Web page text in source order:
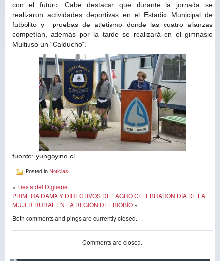
con el futuro. Cabe destacar que durante la jornada se
realizaron actividades deportivas en el Estadio Municipal de
futbolito y pruebas de atletismo donde las cuatro alianzas
competían, además por la tarde se realizará en el gimnasio
Multiuso un “Calducho”.
fuente: yungayino.cl
Posted in Noticias
« Fiesta del Digueñe
PRIMERA DAMA Y DIRECTIVOS DEL AGRO CELEBRARON DÍA DE LA
MUJER RURAL EN LA REGIÓN DEL BIOBÍO »
Both comments and pings are currently closed.
Comments are closed.